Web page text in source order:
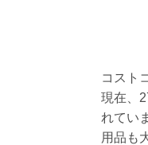
コスト
現在、
れてい
用品も